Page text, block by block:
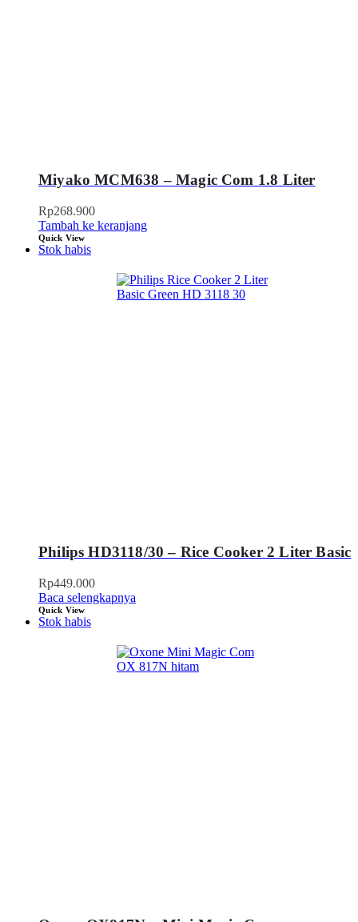
Miyako MCM638 – Magic Com 1.8 Liter
Rp268.900
Tambah ke keranjang
Quick View
Stok habis
Philips HD3118/30 – Rice Cooker 2 Liter Basic
Rp449.000
Baca selengkapnya
Quick View
Stok habis